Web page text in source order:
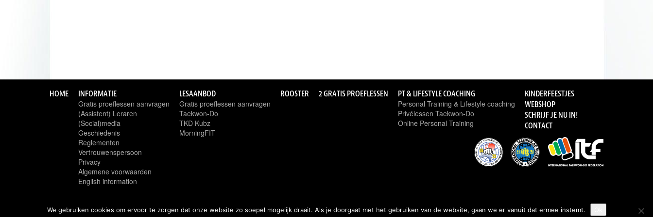
HOME INFORMATIE
Gratis proeflessen aanvragen
(Assistent) Leraren
(Social)media
Geschiedenis
Reglementen
Vertrouwenspersoon
Privacy
Algemene voorwaarden
English information
LESAANBOD
Gratis proeflessen aanvragen
Taekwon-Do
TKD Kubz
MorningFIT
ROOSTER 2 GRATIS PROEFLESSEN PT & LIFESTYLE COACHING
Personal Training & Lifestyle coaching
Privélessen Taekwon-Do
Online Personal Training
KINDERFEESTJES
WEBSHOP
SCHRIJF JE NU IN!
CONTACT
We gebruiken cookies om ervoor te zorgen dat onze website zo soepel mogelijk draait. Als je doorgaat met het gebruiken van de website, gaan we er vanuit dat ermee instemt.